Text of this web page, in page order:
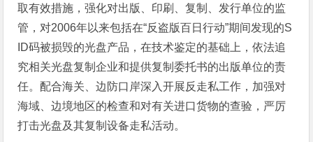
取有效措施，强化对出版、印刷、复制、发行单位的监
管，对2006年以来包括在“反盗版百日行动”期间发现的S
ID码被损毁的光盘产品，在技术鉴定的基础上，依法追
究相关光盘复制企业和提供复制委托书的出版单位的责
任。配合海关、边防口岸深入开展反走私工作，加强对
海域、边境地区的检查和对有关进口货物的查验，严厉
打击光盘及其复制设备走私活动。